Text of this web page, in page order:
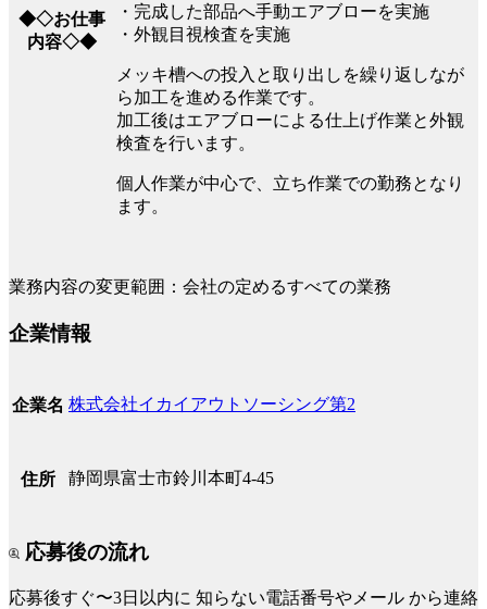
◆◇お仕事
内容◇◆
・完成した部品へ手動エアブローを実施
・外観目視検査を実施
メッキ槽への投入と取り出しを繰り返しなが
ら加工を進める作業です。
加工後はエアブローによる仕上げ作業と外観
検査を行います。
個人作業が中心で、立ち作業での勤務となり
ます。
業務内容の変更範囲：会社の定めるすべての業務
企業情報
企業名 株式会社イカイアウトソーシング第2
住所 静岡県富士市鈴川本町4-45
応募後の流れ
応募後すぐ〜3日以内に 知らない電話番号やメール から連絡